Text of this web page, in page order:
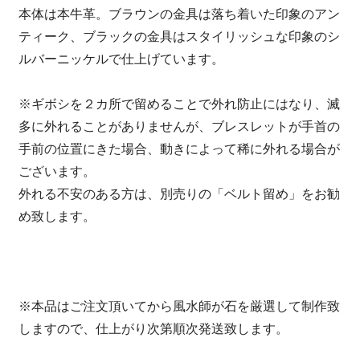
本体は本牛革。ブラウンの金具は落ち着いた印象のアン
ティーク、ブラックの金具はスタイリッシュな印象のシ
ルバーニッケルで仕上げています。
※ギボシを２カ所で留めることで外れ防止にはなり、滅
多に外れることがありませんが、ブレスレットが手首の
手前の位置にきた場合、動きによって稀に外れる場合が
ございます。
外れる不安のある方は、別売りの「ベルト留め」をお勧
め致します。
※本品はご注文頂いてから風水師が石を厳選して制作致
しますので、仕上がり次第順次発送致します。